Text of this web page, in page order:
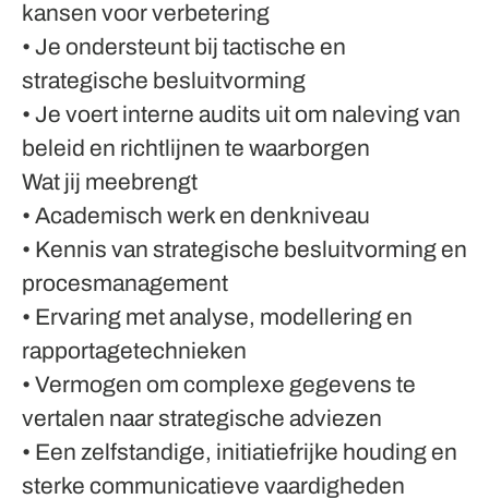
kansen voor verbetering
• Je ondersteunt bij tactische en
strategische besluitvorming
• Je voert interne audits uit om naleving van
beleid en richtlijnen te waarborgen
Wat jij meebrengt
• Academisch werk en denkniveau
• Kennis van strategische besluitvorming en
procesmanagement
• Ervaring met analyse, modellering en
rapportagetechnieken
• Vermogen om complexe gegevens te
vertalen naar strategische adviezen
• Een zelfstandige, initiatiefrijke houding en
sterke communicatieve vaardigheden